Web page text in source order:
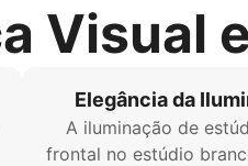
Visual
Elegância da
A iluminação de
frontal no estúdio